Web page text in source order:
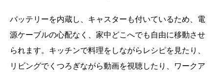
バッテリーを内蔵し、キャスターも付いているため、電
源ケーブルの心配なく、家中どこへでも自由に移動させ
られます。キッチンで料理をしながらレシピを見たり、
リビングでくつろぎながら動画を視聴したり、ワークア